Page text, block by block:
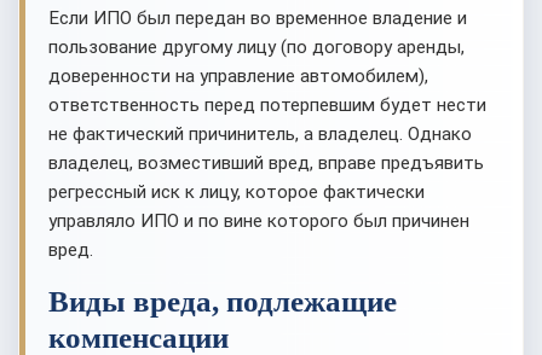
Если ИПО был передан во временное владение и
пользование другому лицу (по договору аренды,
доверенности на управление автомобилем),
ответственность перед потерпевшим будет нести
не фактический причинитель, а владелец. Однако
владелец, возместивший вред, вправе предъявить
регрессный иск к лицу, которое фактически
управляло ИПО и по вине которого был причинен
вред.
Виды вреда, подлежащие
компенсации